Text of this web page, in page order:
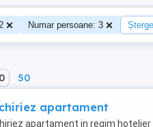
Numar persoane: 3
50
apartament
apartament in regim